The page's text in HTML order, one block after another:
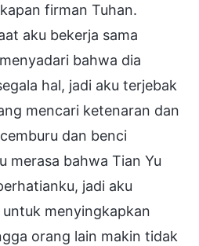
firman Tuhan.
aku bekerja sama
bahwa dia
hal, jadi aku terjebak
mencari ketenaran dan
dan benci
merasa bahwa Tian Yu
jadi aku
menyingkapkan
orang lain makin tidak